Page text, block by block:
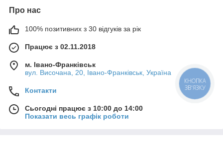
Про нас
100% позитивних з 30 відгуків за рік
Працює з 02.11.2018
м. Івано-Франківськ
вул. Височана, 20, Івано-Франківськ, Україна
Контакти
Сьогодні працює з 10:00 до 14:00
Показати весь графік роботи
КНОПКА
ЗВ'ЯЗКУ